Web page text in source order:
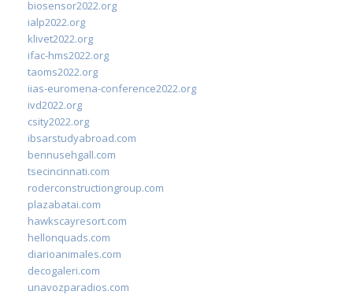
biosensor2022.org
ialp2022.org
klivet2022.org
ifac-hms2022.org
taoms2022.org
iias-euromena-conference2022.org
ivd2022.org
csity2022.org
ibsarstudyabroad.com
bennusehgall.com
tsecincinnati.com
roderconstructiongroup.com
plazabatai.com
hawkscayresort.com
hellonquads.com
diarioanimales.com
decogaleri.com
unavozparadios.com